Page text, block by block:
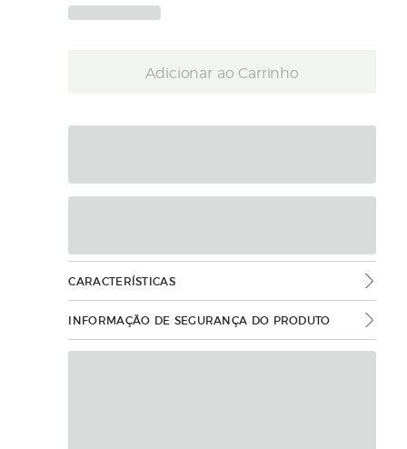
Adicionar ao Carrinho
CARACTERÍSTICAS
INFORMAÇÃO DE SEGURANÇA DO PRODUTO